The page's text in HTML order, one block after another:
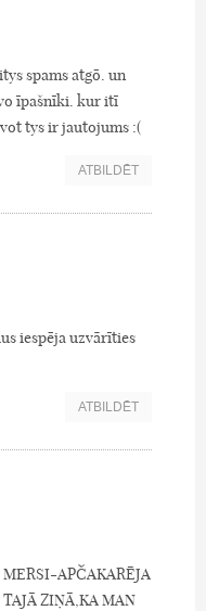
spams atgō. un
īpašnīki. kur itī
tys ir jautojums :(
ATBILDĒT
iespēja uzvārīties
ATBILDĒT
APČAKARĒJA
ZIŅĀ,KA MAN